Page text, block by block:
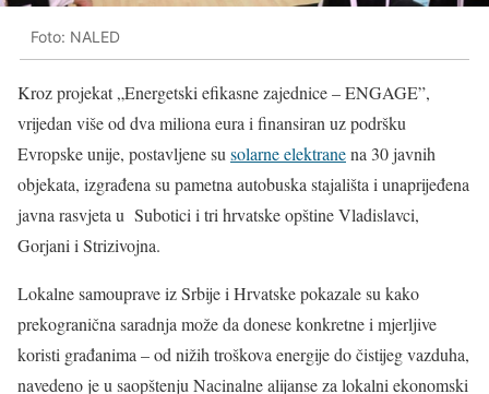
Foto: NALED
Kroz projekat „Energetski efikasne zajednice – ENGAGE”,
vrijedan više od dva miliona eura i finansiran uz podršku
Evropske unije, postavljene susolarne elektranena 30 javnih
objekata, izgrađena su pametna autobuska stajališta i unaprijeđena
javna rasvjeta u Subotici i tri hrvatske opštine Vladislavci,
Gorjani i Strizivojna.
Lokal­ne samouprave iz Srbije i Hrvatske pokazale su kako
prekogranična saradnja može da donese konkretne i mjerljive
koristi građanima – od nižih troškova energije do čistijeg vazduha,
navedeno je u saopštenju Nacinalne alijanse za lokalni ekonomski